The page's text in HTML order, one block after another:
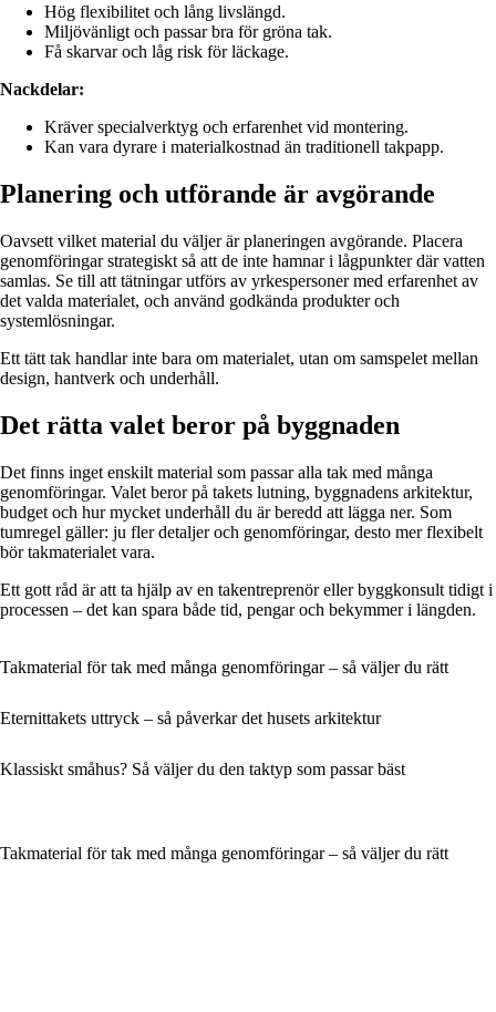
Hög flexibilitet och lång livslängd.
Miljövänligt och passar bra för gröna tak.
Få skarvar och låg risk för läckage.
Nackdelar:
Kräver specialverktyg och erfarenhet vid montering.
Kan vara dyrare i materialkostnad än traditionell takpapp.
Planering och utförande är avgörande
Oavsett vilket material du väljer är planeringen avgörande. Placera
genomföringar strategiskt så att de inte hamnar i lågpunkter där vatten
samlas. Se till att tätningar utförs av yrkespersoner med erfarenhet av
det valda materialet, och använd godkända produkter och
systemlösningar.
Ett tätt tak handlar inte bara om materialet, utan om samspelet mellan
design, hantverk och underhåll.
Det rätta valet beror på byggnaden
Det finns inget enskilt material som passar alla tak med många
genomföringar. Valet beror på takets lutning, byggnadens arkitektur,
budget och hur mycket underhåll du är beredd att lägga ner. Som
tumregel gäller: ju fler detaljer och genomföringar, desto mer flexibelt
bör takmaterialet vara.
Ett gott råd är att ta hjälp av en takentreprenör eller byggkonsult tidigt i
processen – det kan spara både tid, pengar och bekymmer i längden.
Takmaterial för tak med många genomföringar – så väljer du rätt
Eternittakets uttryck – så påverkar det husets arkitektur
Klassiskt småhus? Så väljer du den taktyp som passar bäst
Takmaterial för tak med många genomföringar – så väljer du rätt